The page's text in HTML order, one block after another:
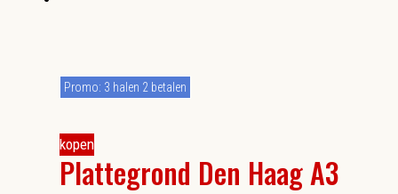
kopen
Plattegrond Den Haag A3
Promo: 3 halen 2 betalen